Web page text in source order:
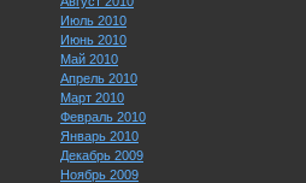
Июль 2010
Июнь 2010
Май 2010
Апрель 2010
Март 2010
Февраль 2010
Январь 2010
Декабрь 2009
Ноябрь 2009